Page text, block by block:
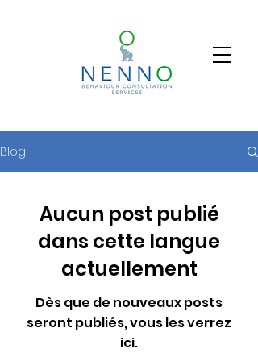
Blog
Aucun post publié
dans cette langue
actuellement
Dès que de nouveaux posts
seront publiés, vous les verrez
ici.